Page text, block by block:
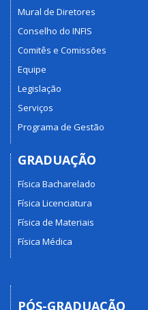
Mural de Diretores
Conselho do INFIS
Comitês e Comissões
Equipe
Legislação
Serviços
Programa de Gestão
GRADUAÇÃO
Física Bacharelado
Física Licenciatura
Física de Materiais
Física Médica
PÓS-GRADUAÇÃO